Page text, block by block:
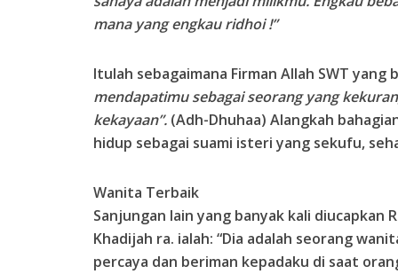
mana yang engkau ridhoi !”
Itulah sebagaimana Firman Allah SWT yang
mendapatimu sebagai seorang yang
kekayaan”. (Adh-Dhuhaa) Alangkah
hidup sebagai suami isteri yang sekufu,
Wanita Terbaik
Sanjungan lain yang banyak kali diucapkan
Khadijah ra. ialah: “Dia adalah seorang
percaya dan beriman kepadaku di saat